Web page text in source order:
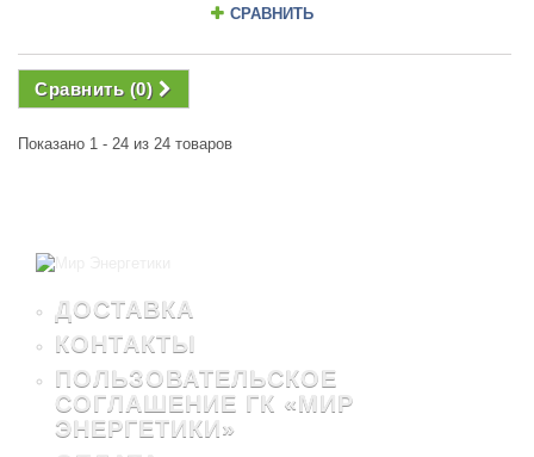
СРАВНИТЬ
Сравнить (0)
Показано 1 - 24 из 24 товаров
ДОСТАВКА
КОНТАКТЫ
ПОЛЬЗОВАТЕЛЬСКОЕ
СОГЛАШЕНИЕ ГК «МИР
ЭНЕРГЕТИКИ»